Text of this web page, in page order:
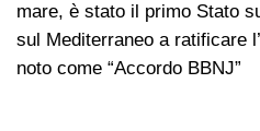
mare, è stato il primo Stato
sul Mediterraneo a ratificare
noto come “Accordo BBNJ”